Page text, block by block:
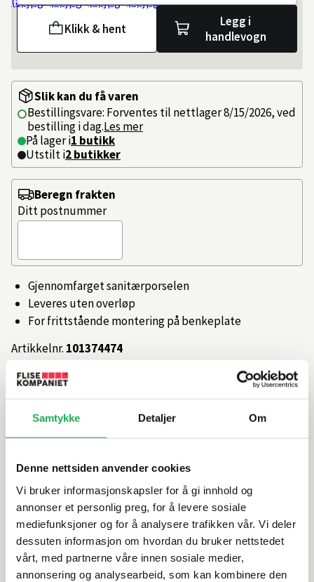
Samtykke Detaljer Om
Denne nettsiden anvender cookies
Vi bruker informasjonskapsler for å gi innhold og
annonser et personlig preg, for å levere sosiale
mediefunksjoner og for å analysere trafikken vår. Vi deler
dessuten informasjon om hvordan du bruker nettstedet
vårt, med partnerne våre innen sosiale medier,
annonsering og analysearbeid, som kan kombinere den
Klikk & hent
Legg i
handlevogn
Slik kan du få varen
Bestillingsvare: Forventes til nettlager 8/15/2026, ved
bestilling i dag.Les mer
På lager i1 butikk
Utstilt i2butikker
Gjennomfarget sanitærporselen
Leveres uten overløp
For frittstående montering på benkeplate
Artikkelnr. 101374474
Beregn frakten
Ditt postnummer
Produktinformasjon
Spesifikasjoner
Rengjøring og vedlikehold
Leveringsinformasjon
Vurderinger